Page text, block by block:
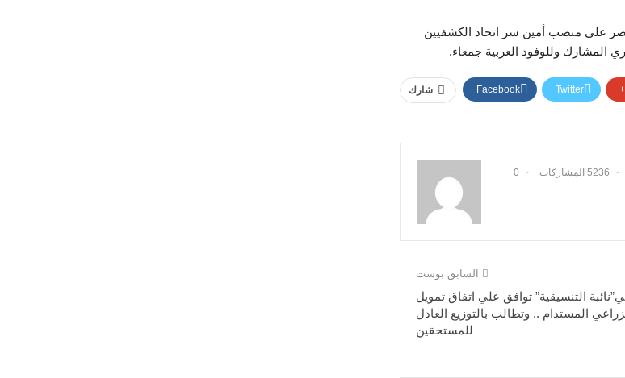
على منصب أمين سر اتحاد الكشفيين
المشارك وللوفود العربية جمعاء.
شارك Facebook Twitter
5236 المشاركات 0
السابق بوست
التنسيقية” توافق علي اتفاق تمويل
المستدام .. وتطالب بالتوزيع العادل
للمستحقين